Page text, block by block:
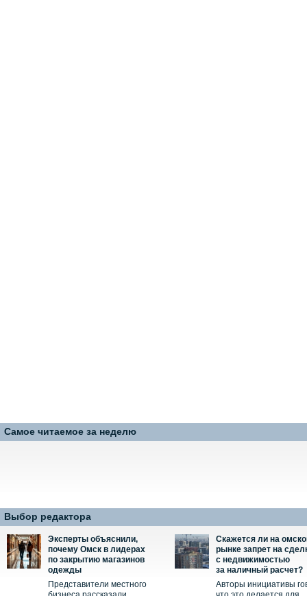
Самое читаемое за неделю
Выбор редактора
Эксперты объяснили,
почему Омск в лидерах
по закрытию магазинов
одежды
Представители местного
Скажется ли на
рынке запрет на
с недвижимостью
за наличный расчет?
Авторы инициативы